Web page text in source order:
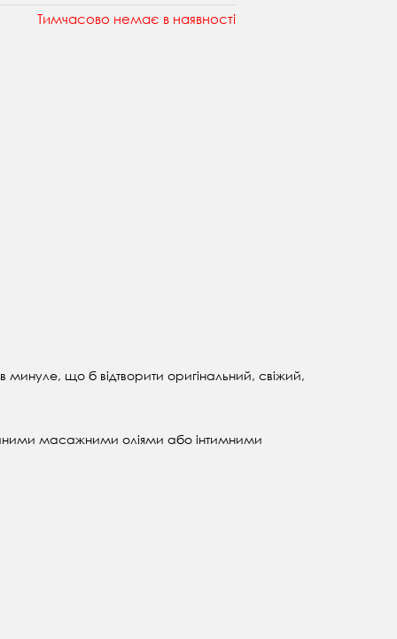
Тимчасово немає в наявності
що б відтворити оригінальний, свіжий,
масажними оліями або інтимними